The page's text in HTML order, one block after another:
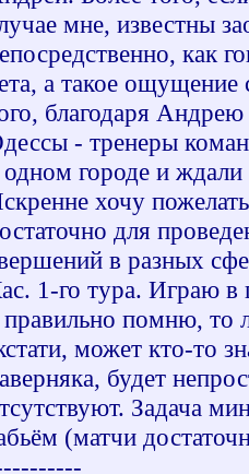
мне, известны
как
а такое
благодаря
- тренеры
городе и
хочу
для
в разных
1-го тура. Играю
правильно помню, то
может кто-то
будет
Задача
(матчи